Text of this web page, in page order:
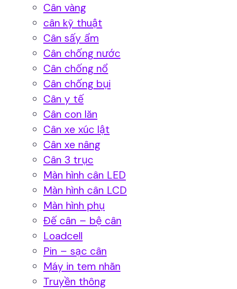
Cân vàng
cân kỹ thuật
Cân sấy ẩm
Cân chống nước
Cân chống nổ
Cân chống bụi
Cân y tế
Cân con lăn
Cân xe xúc lật
Cân xe nâng
Cân 3 trục
Màn hình cân LED
Màn hình cân LCD
Màn hình phụ
Đế cân – bệ cân
Loadcell
Pin – sạc cân
Máy in tem nhãn
Truyền thông